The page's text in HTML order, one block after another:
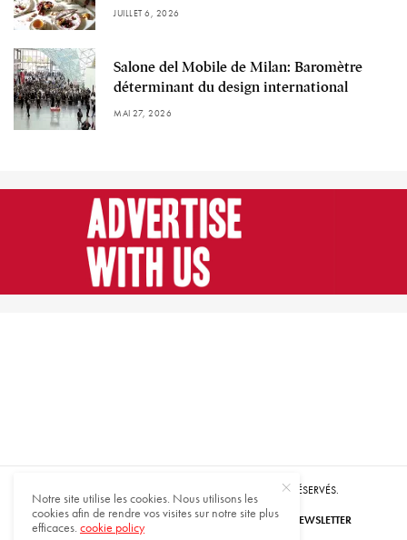
JUILLET 6, 2026
Salone del Mobile de Milan: Baromètre
déterminant du design international
MAI 27, 2026
© 2021 HARMONIES MAGAZINE. TOUS DROITS RÉSERVÉS.
ABONNEZ-VOUS INSCRIVEZ-VOUS À NOTRE NEWSLETTER
Notre site utilise les cookies. Nous utilisons les
cookies afin de rendre vos visites sur notre site plus
efficaces.cookie policy